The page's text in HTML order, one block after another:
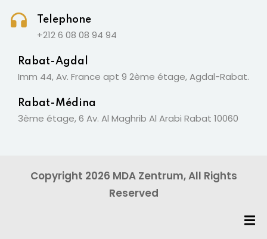
Telephone
+212 6 08 08 94 94
Rabat-Agdal
Imm 44, Av. France apt 9 2ème étage, Agdal-Rabat.
Rabat-Médina
3ème étage, 6 Av. Al Maghrib Al Arabi Rabat 10060
Copyright 2026 MDA Zentrum, All Rights
Reserved